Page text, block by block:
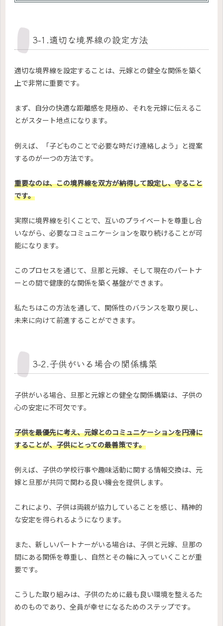
3-1.適切な境界線の設定方法
適切な境界線を設定することは、元嫁との健全な関係を築く
上で非常に重要です。
まず、自分の快適な距離感を見極め、それを元嫁に伝えるこ
とがスタート地点になります。
例えば、「子どものことで必要な時だけ連絡しよう」と提案
するのが一つの方法です。
重要なのは、この境界線を双方が納得して設定し、守ること
です。
実際に境界線を引くことで、互いのプライベートを尊重し合
いながら、必要なコミュニケーションを取り続けることが可
能になります。
このプロセスを通じて、旦那と元嫁、そして現在のパートナ
ーとの間で健康的な関係を築く基盤ができます。
私たちはこの方法を通して、関係性のバランスを取り戻し、
未来に向けて前進することができます。
3-2.子供がいる場合の関係構築
子供がいる場合、旦那と元嫁との健全な関係構築は、子供の
心の安定に不可欠です。
子供を最優先に考え、元嫁とのコミュニケーションを円滑に
することが、子供にとっての最善策です。
例えば、子供の学校行事や趣味活動に関する情報交換は、元
嫁と旦那が共同で関わる良い機会を提供します。
これにより、子供は両親が協力していることを感じ、精神的
な安定を得られるようになります。
また、新しいパートナーがいる場合は、子供と元嫁、旦那の
間にある関係を尊重し、自然とその輪に入っていくことが重
要です。
こうした取り組みは、子供のために最も良い環境を整えるた
めのものであり、全員が幸せになるためのステップです。